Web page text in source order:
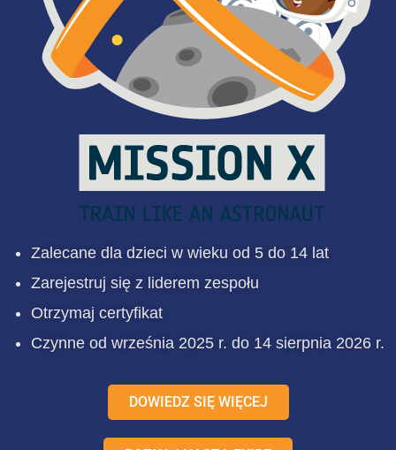
Zalecane dla dzieci w wieku od 5 do 14 lat
Zarejestruj się z liderem zespołu
Otrzymaj certyfikat
Czynne od września 2025 r. do 14 sierpnia 2026 r.
DOWIEDZ SIĘ WIĘCEJ